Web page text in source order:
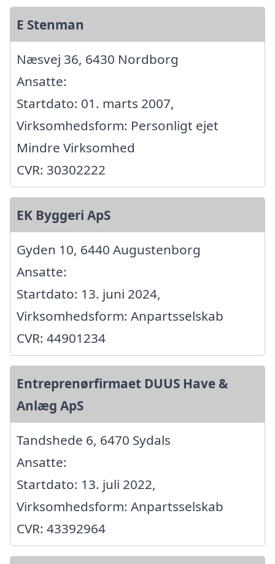
E Stenman
Næsvej 36, 6430 Nordborg
Ansatte:
Startdato: 01. marts 2007,
Virksomhedsform: Personligt ejet
Mindre Virksomhed
CVR: 30302222
EK Byggeri ApS
Gyden 10, 6440 Augustenborg
Ansatte:
Startdato: 13. juni 2024,
Virksomhedsform: Anpartsselskab
CVR: 44901234
Entreprenørfirmaet DUUS Have &
Anlæg ApS
Tandshede 6, 6470 Sydals
Ansatte:
Startdato: 13. juli 2022,
Virksomhedsform: Anpartsselskab
CVR: 43392964